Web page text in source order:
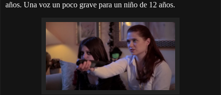
años. Una voz un poco grave para un niño de 12 años.